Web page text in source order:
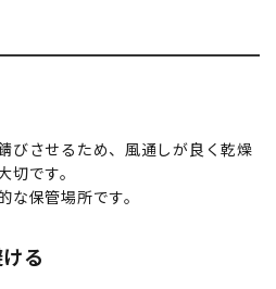
びさせるため、風通しが良く乾燥
切です。
保管場所です。
る